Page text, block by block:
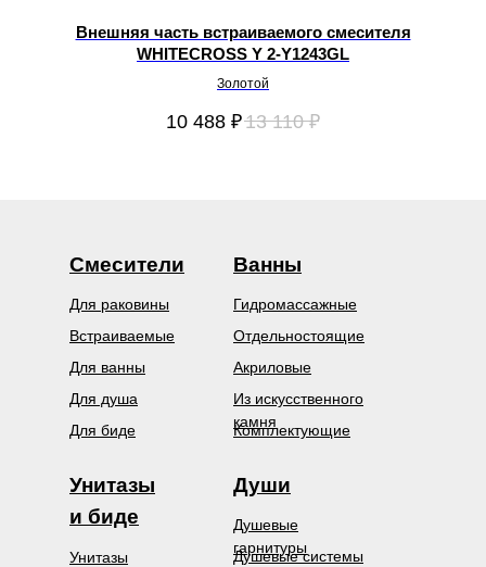
Внешняя часть встраиваемого смесителя
WHITECROSS Y 2-Y1243GL
Золотой
10 488 ₽13 110 ₽
Смесители
Души
Душевые
гарнитуры
Душевые системы
Встраиваемые
Для биде
Для ванны
Для душа
Для раковины
Ванны
Из искусственного
камня
Гидромассажные
Акриловые
Отдельностоящие
Комплектующие
Унитазы
Унитазы
и биде